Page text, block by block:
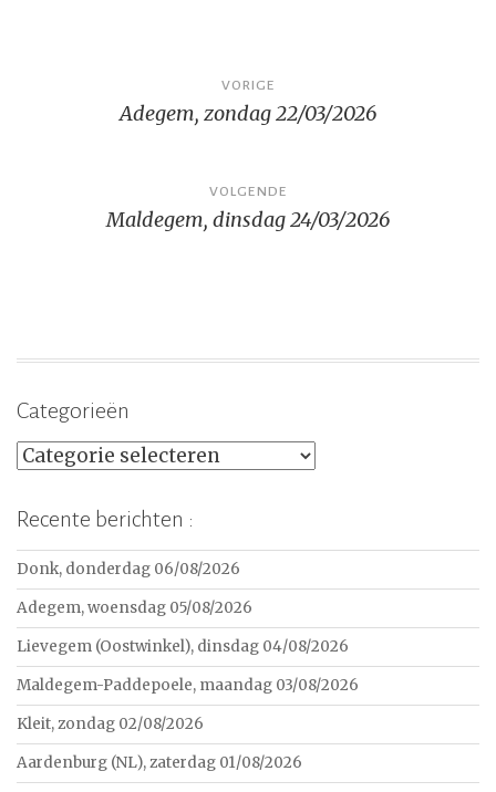
navigatie
VORIGE
Adegem, zondag 22/03/2026
VOLGENDE
Maldegem, dinsdag 24/03/2026
Categorieën
Categorieën
Recente berichten :
Donk, donderdag 06/08/2026
Adegem, woensdag 05/08/2026
Lievegem (Oostwinkel), dinsdag 04/08/2026
Maldegem-Paddepoele, maandag 03/08/2026
Kleit, zondag 02/08/2026
Aardenburg (NL), zaterdag 01/08/2026